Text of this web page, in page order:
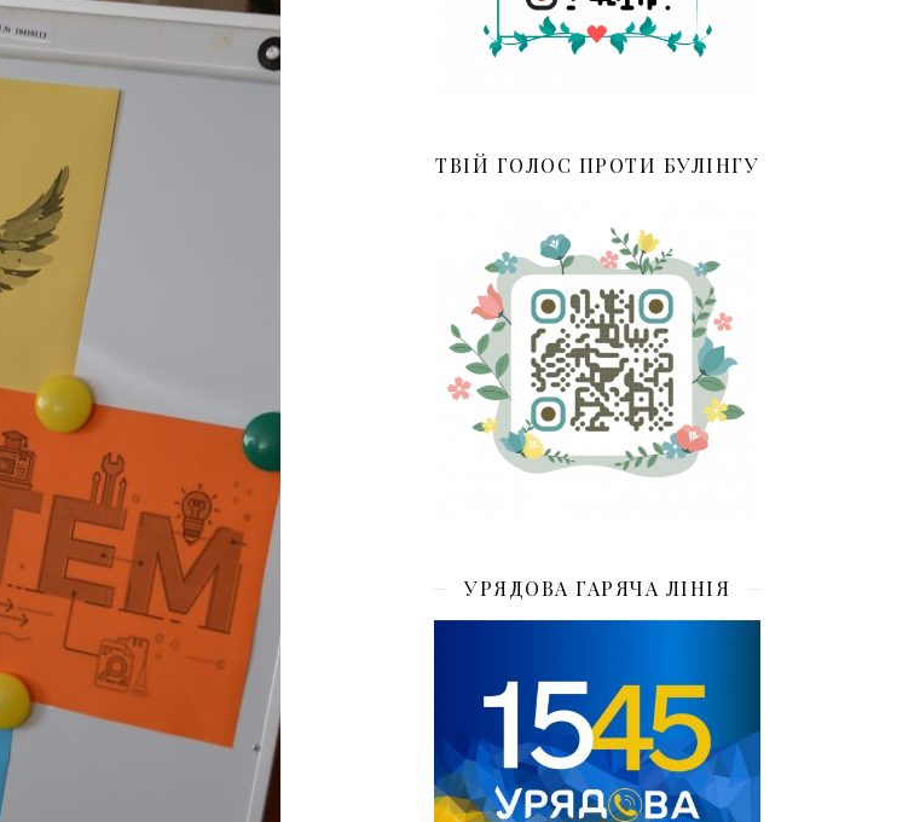
ТВІЙ ГОЛОС ПРОТИ БУЛІНГУ
УРЯДОВА ГАРЯЧА ЛІНІЯ